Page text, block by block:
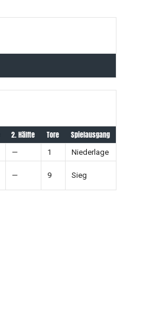
2. Hälfte Tore Spielausgang
— 1
Niederlage
— 9 Sieg